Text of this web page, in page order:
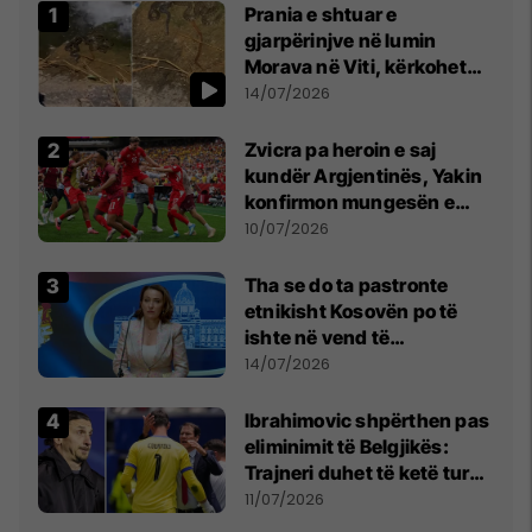
Prania e shtuar e
gjarpërinjve në lumin
Morava në Viti, kërkohet
kujdes nga qytetarët
14/07/2026
Zvicra pa heroin e saj
kundër Argjentinës, Yakin
konfirmon mungesën e
madhe
10/07/2026
Tha se do ta pastronte
etnikisht Kosovën po të
ishte në vend të
Millosheviqit, Lëvizja e
kërkon shkarkimin e
menjëhershëm të
Snezhana Paunoviq
14/07/2026
Ibrahimovic shpërthen pas
eliminimit të Belgjikës:
Trajneri duhet të ketë turp,
ai lojtar se meritoi të luante
11/07/2026